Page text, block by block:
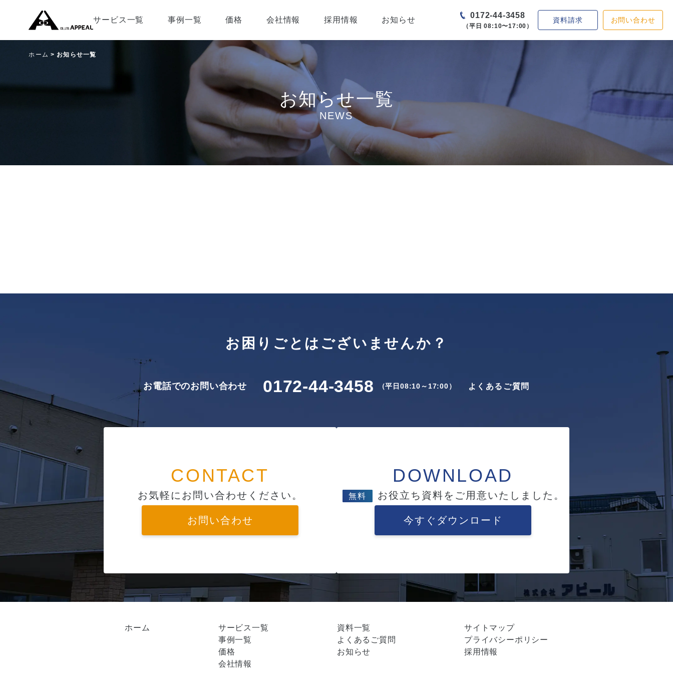
サービス一覧 事例一覧 価格 会社情報 採用情報 お知らせ
0172-44-3458
（平日 08:10〜17:00）
資料請求 お問い合わせ
ホーム お知らせ一覧
お知らせ一覧
NEWS
お困りごとはございませんか？
お電話でのお問い合わせ 0172-44-3458 （平日08:10～17:00） よくあるご質問
CONTACT
お気軽にお問い合わせください。
お問い合わせ
DOWNLOAD
無料 お役立ち資料をご用意いたしました。
今すぐダウンロード
ホーム
サービス一覧
事例一覧
価格
会社情報
資料一覧
よくあるご質問
お知らせ
サイトマップ
プライバシーポリシー
採用情報